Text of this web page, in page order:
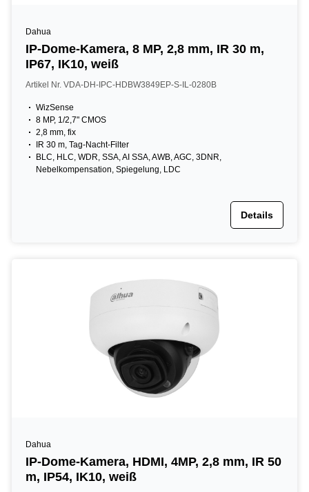
Dahua
IP-Dome-Kamera, 8 MP, 2,8 mm, IR 30 m,
IP67, IK10, weiß
Artikel Nr. VDA-DH-IPC-HDBW3849EP-S-IL-0280B
WizSense
8 MP, 1/2,7" CMOS
2,8 mm, fix
IR 30 m, Tag-Nacht-Filter
BLC, HLC, WDR, SSA, AI SSA, AWB, AGC, 3DNR,
Nebelkompensation, Spiegelung, LDC
Details
Dahua
IP-Dome-Kamera, HDMI, 4MP, 2,8 mm, IR 50
m, IP54, IK10, weiß